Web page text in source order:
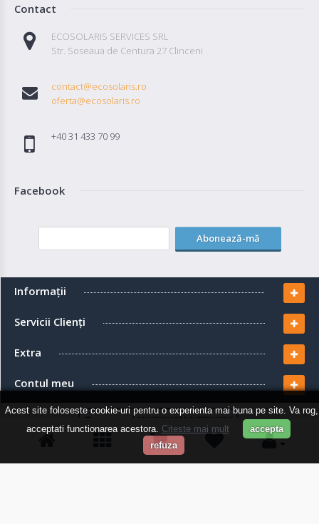
Acest site foloseste cookie-uri pentru o experienta mai buna pe site. Va rog,
acceptati functionarea acestora. Citeste mai mult
accepta
refuza
Contact
ECOSOLARIS SERVICES SRL
Str. Soseaua de Centura 27 Clinceni
contact@ecosolaris.ro
oferta@ecosolaris.ro
+40 31 433 70 99
Facebook
Abonează-mă
Informaţii
Servicii Clienţi
Extra
Contul meu